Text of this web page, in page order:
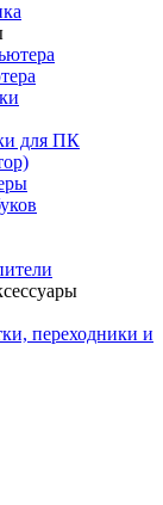
для ПК
переходники и